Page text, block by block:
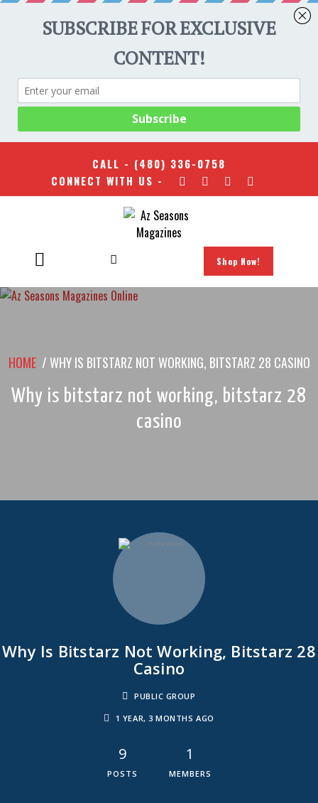
CALL - (480) 336-0758
CONNECT WITH US -
Shop Now!
HOME/WHY IS BITSTARZ NOT WORKING, BITSTARZ 28 CASINO
Why is bitstarz not working, bitstarz 28
casino
Why Is Bitstarz Not Working, Bitstarz 28
Casino
PUBLIC GROUP
1 YEAR, 3 MONTHS AGO
9
POSTS
1
MEMBERS